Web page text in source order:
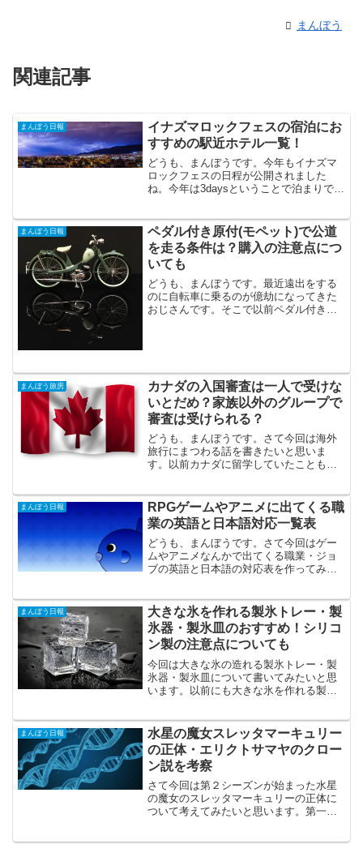
まんぼう
関連記事
まんぼう日報
イナズマロックフェスの宿泊にお
すすめの駅近ホテル一覧！
どうも、まんぼうです。今年もイナズマ
ロックフェスの日程が公開されました
ね。今年は3daysということで泊まりでの
京都に宿を取る方も多いかと思います
が、県内にもそれなりに...
まんぼう日報
ペダル付き原付(モペット)で公道
を走る条件は？購入の注意点につ
いても
どうも、まんぼうです。最近遠出をする
のに自転車に乗るのが億劫になってきた
おじさんです。そこで以前ペダル付きの
まんぼう旅房
カナダの入国審査は一人で受けな
いとだめ？家族以外のグループで
審査は受けられる？
どうも、まんぼうです。さて今回は海外
旅行にまつわる話を書きたいと思いま
す。以前カナダに留学していたこともあ
審査でちょっとしたトラブルがあったの
で、その時に知ったことを書...
まんぼう日報
RPGゲームやアニメに出てくる職
業の英語と日本語対応一覧表
どうも、まんぼうです。さて今回はゲー
ムやアニメなんかで出てくる職業・ジョ
ブの英語と日本語の対応表を作ってみた
です(´・ω・`)スポンサードリンク ゲーム
やアニメに出てく...
まんぼう日報
大きな氷を作れる製氷トレー・製
氷器・製氷皿のおすすめ！シリコ
ン製の注意点についても
今回は大きな氷の造れる製氷トレー・製
氷器・製氷皿について書いてみたいと思
います。以前にも大きな氷を作れる製氷
で2023年現在購入できる大きな氷を作れ
る製氷トレー・製氷器...
まんぼう日報
水星の魔女スレッタマーキュリー
の正体・エリクトサマヤのクロー
ン説を考察
さて今回は第２シーズンが始まった水星
の魔女のスレッタマーキュリーの正体に
ついて考えてみたいと思います。第一シ